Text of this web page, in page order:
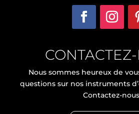
Nous sommes heureux de
questions sur nos instruments
Contactez-